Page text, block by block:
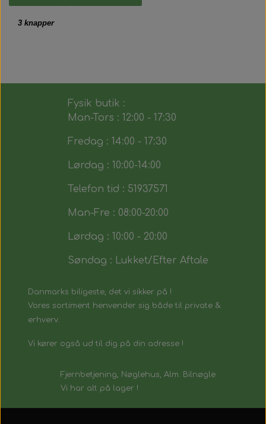
3 knapper
Fysik butik :
Man-Tors : 12:00 - 17:30
Fredag : 14:00 - 17:30
Lørdag : 10:00-14:00
Telefon tid : 51937571
Man-Fre : 08:00-20:00
Lørdag : 10:00 - 20:00
Søndag : Lukket/Efter Aftale
Danmarks biligeste, det vi sikker på !
Vores sortiment henvender sig både til private &
erhverv.
Vi kører også ud til dig på din adresse !
Fjernbetjening, Nøglehus, Alm. Bilnøgle
Vi har alt på lager !